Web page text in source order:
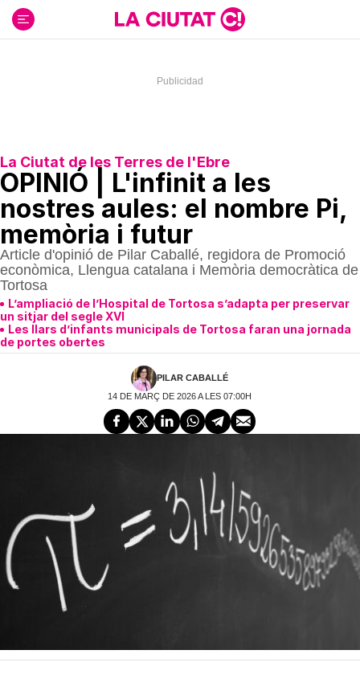
contenido
La Ciutat de les Terres de l'Ebre
OPINIÓ | L'infinit a les
nostres aules: el nombre Pi,
memòria i futur
Article d'opinió de Pilar Caballé, regidora de Promoció
econòmica, Llengua catalana i Memòria democràtica de
Tortosa
L’ampliació de l’Hospital de Tortosa s’adapta per preservar
un sitjar del segle XVI
Les llars d’infants municipals de Tortosa faran una jornada
de portes obertes
PILAR CABALLÉ
14 DE MARÇ DE 2026 A LES 07:00H